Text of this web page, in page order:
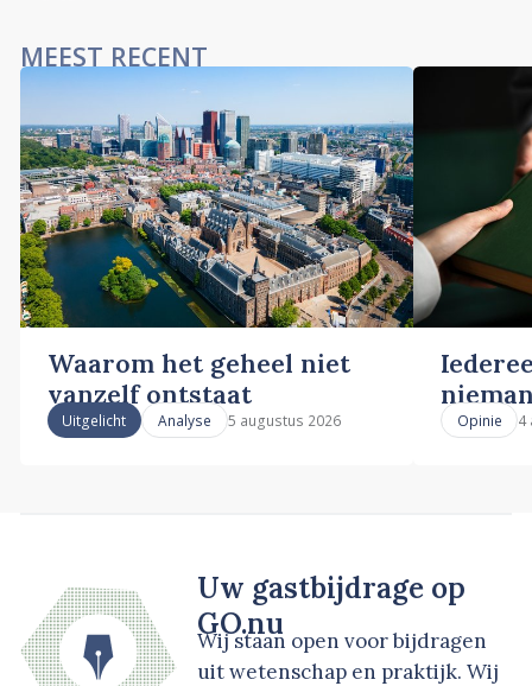
MEEST RECENT
Waarom het geheel niet
vanzelf ontstaat
Uitgelicht Analyse 5 augustus 2026 Opinie 4
Uw gastbijdrage op
GO.nu
Wij staan open voor bijdragen
uit wetenschap en praktijk. Wij